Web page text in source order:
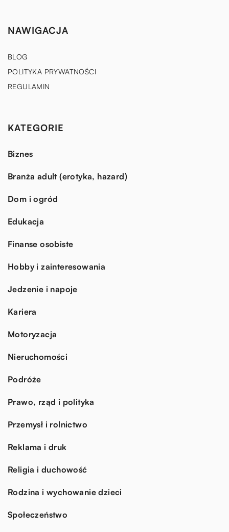
NAWIGACJA
BLOG
POLITYKA PRYWATNOŚCI
REGULAMIN
KATEGORIE
Biznes
Branża adult (erotyka, hazard)
Dom i ogród
Edukacja
Finanse osobiste
Hobby i zainteresowania
Jedzenie i napoje
Kariera
Motoryzacja
Nieruchomości
Podróże
Prawo, rząd i polityka
Przemysł i rolnictwo
Reklama i druk
Religia i duchowość
Rodzina i wychowanie dzieci
Społeczeństwo